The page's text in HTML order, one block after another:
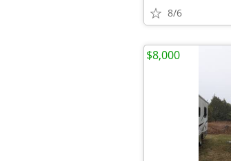
8/6
$8,000